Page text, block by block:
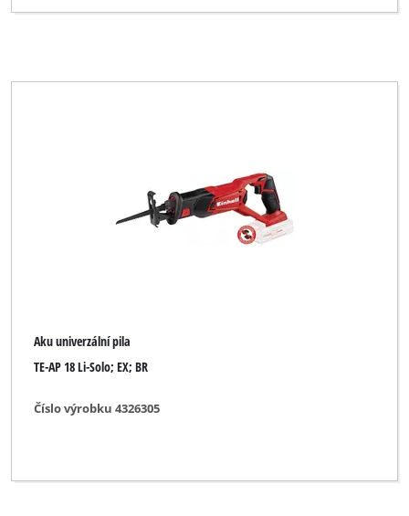
Aku univerzální pila
TE-AP 18 Li-Solo; EX; BR
Číslo výrobku 4326305